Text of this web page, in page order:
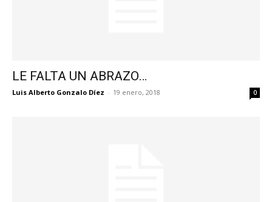
LE FALTA UN ABRAZO…
Luis Alberto Gonzalo Díez - 19 enero, 2018 0